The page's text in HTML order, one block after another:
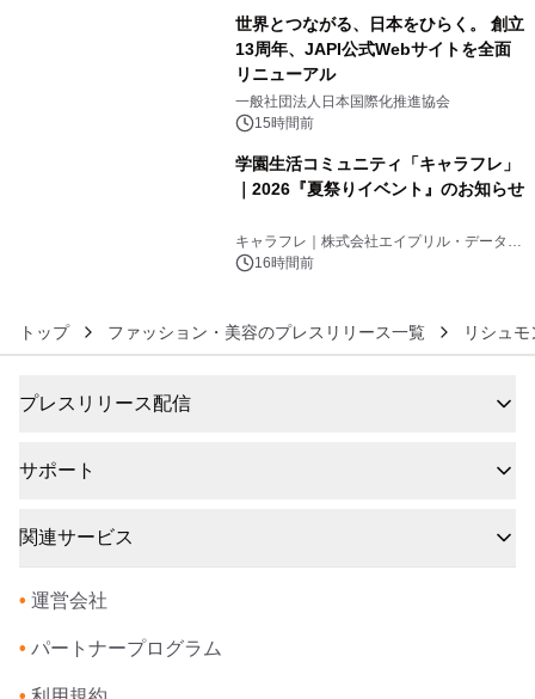
世界とつながる、日本をひらく。 創立
13周年、JAPI公式Webサイトを全面
リニューアル
一般社団法人日本国際化推進協会
15時間前
学園生活コミュニティ「キャラフレ」
｜2026『夏祭りイベント』のお知らせ
キャラフレ｜株式会社エイプリル・データ・
デザインズ
16時間前
トップ ファッション・美容のプレスリリース一覧 リシュ
プレスリリース配信
サポート
関連サービス
• 運営会社
• パートナープログラム